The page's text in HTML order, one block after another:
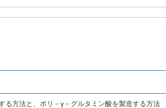
る方法と、ポリ－γ－グルタミン酸を製造する方法